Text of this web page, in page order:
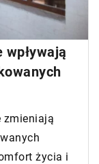
zmieniają
życia i